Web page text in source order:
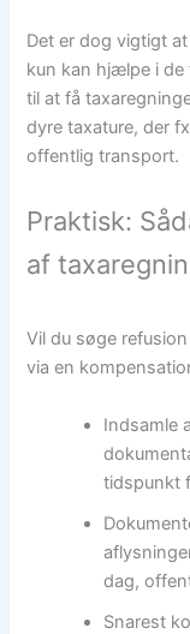
Det er dog vigtigt
kun kan hjælpe i
til at få
dyre taxature, der
offentlig transport.
Praktisk:
af
Vil du søge
via en
Indsamle
tidspunkt
dag,
Snarest